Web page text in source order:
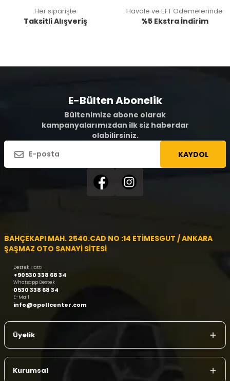
Her siparişte
Taksitli Alışveriş
Havale ve EFT Ödemelerinde
%5 Ekstra İndirim
E-Bülten Abonelik
Bültenimize abone olarak
kampanyalarımızdan ilk siz haberdar
olabilirsiniz.
KAYDOL
BAHÇEKAPI MAH. 2540.CAD NO :14 ETİMESGUT / ANKARA
ŞAŞMAZ OTO SANAYİ SİTESİ
Destek Hattı
+90530 338 68 34
Whatsapp Destek
0530 338 68 34
E-Mail
info@opellcenter.com
Üyelik
Kurumsal